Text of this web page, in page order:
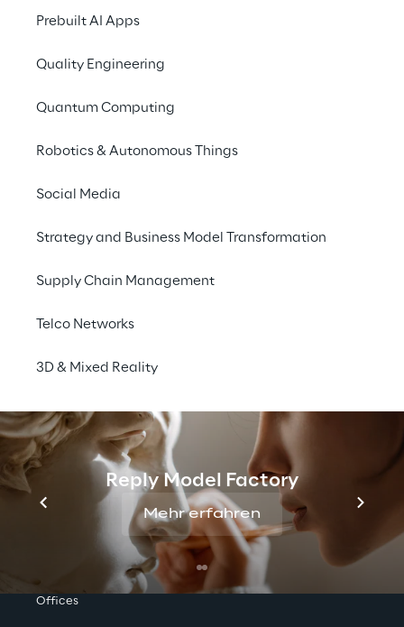
Prebuilt AI Apps
Quality Engineering
Quantum Computing
Robotics & Autonomous Things
Social Media
Strategy and Business Model Transformation
Supply Chain Management
Telco Networks
3D & Mixed Reality
Reply Model Factory
Mehr erfahren
Anmeldung für die Veranstaltung:
Discover more
Company Profile
Offices